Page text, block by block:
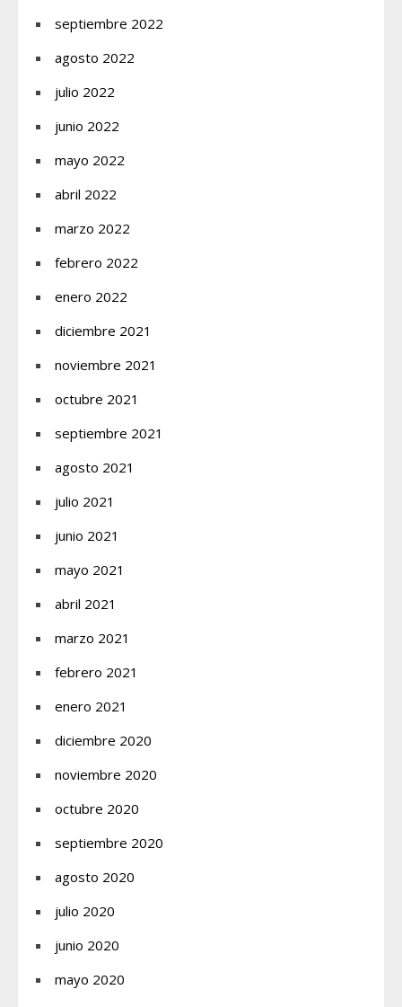
septiembre 2022
agosto 2022
julio 2022
junio 2022
mayo 2022
abril 2022
marzo 2022
febrero 2022
enero 2022
diciembre 2021
noviembre 2021
octubre 2021
septiembre 2021
agosto 2021
julio 2021
junio 2021
mayo 2021
abril 2021
marzo 2021
febrero 2021
enero 2021
diciembre 2020
noviembre 2020
octubre 2020
septiembre 2020
agosto 2020
julio 2020
junio 2020
mayo 2020